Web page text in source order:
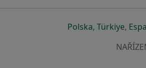
Polskase otevře v
, Türkiyese
,